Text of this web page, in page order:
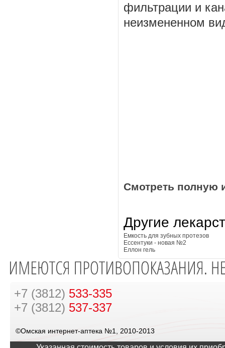
фильтрации и
неизмененном
Смотреть полную
Другие
Емкость для зубных протезов
Ессентуки - новая №2
Еллон гель
+7 (3812) 533-335
+7 (3812) 537-337
©Омская интернет-аптека №1, 2010-2013